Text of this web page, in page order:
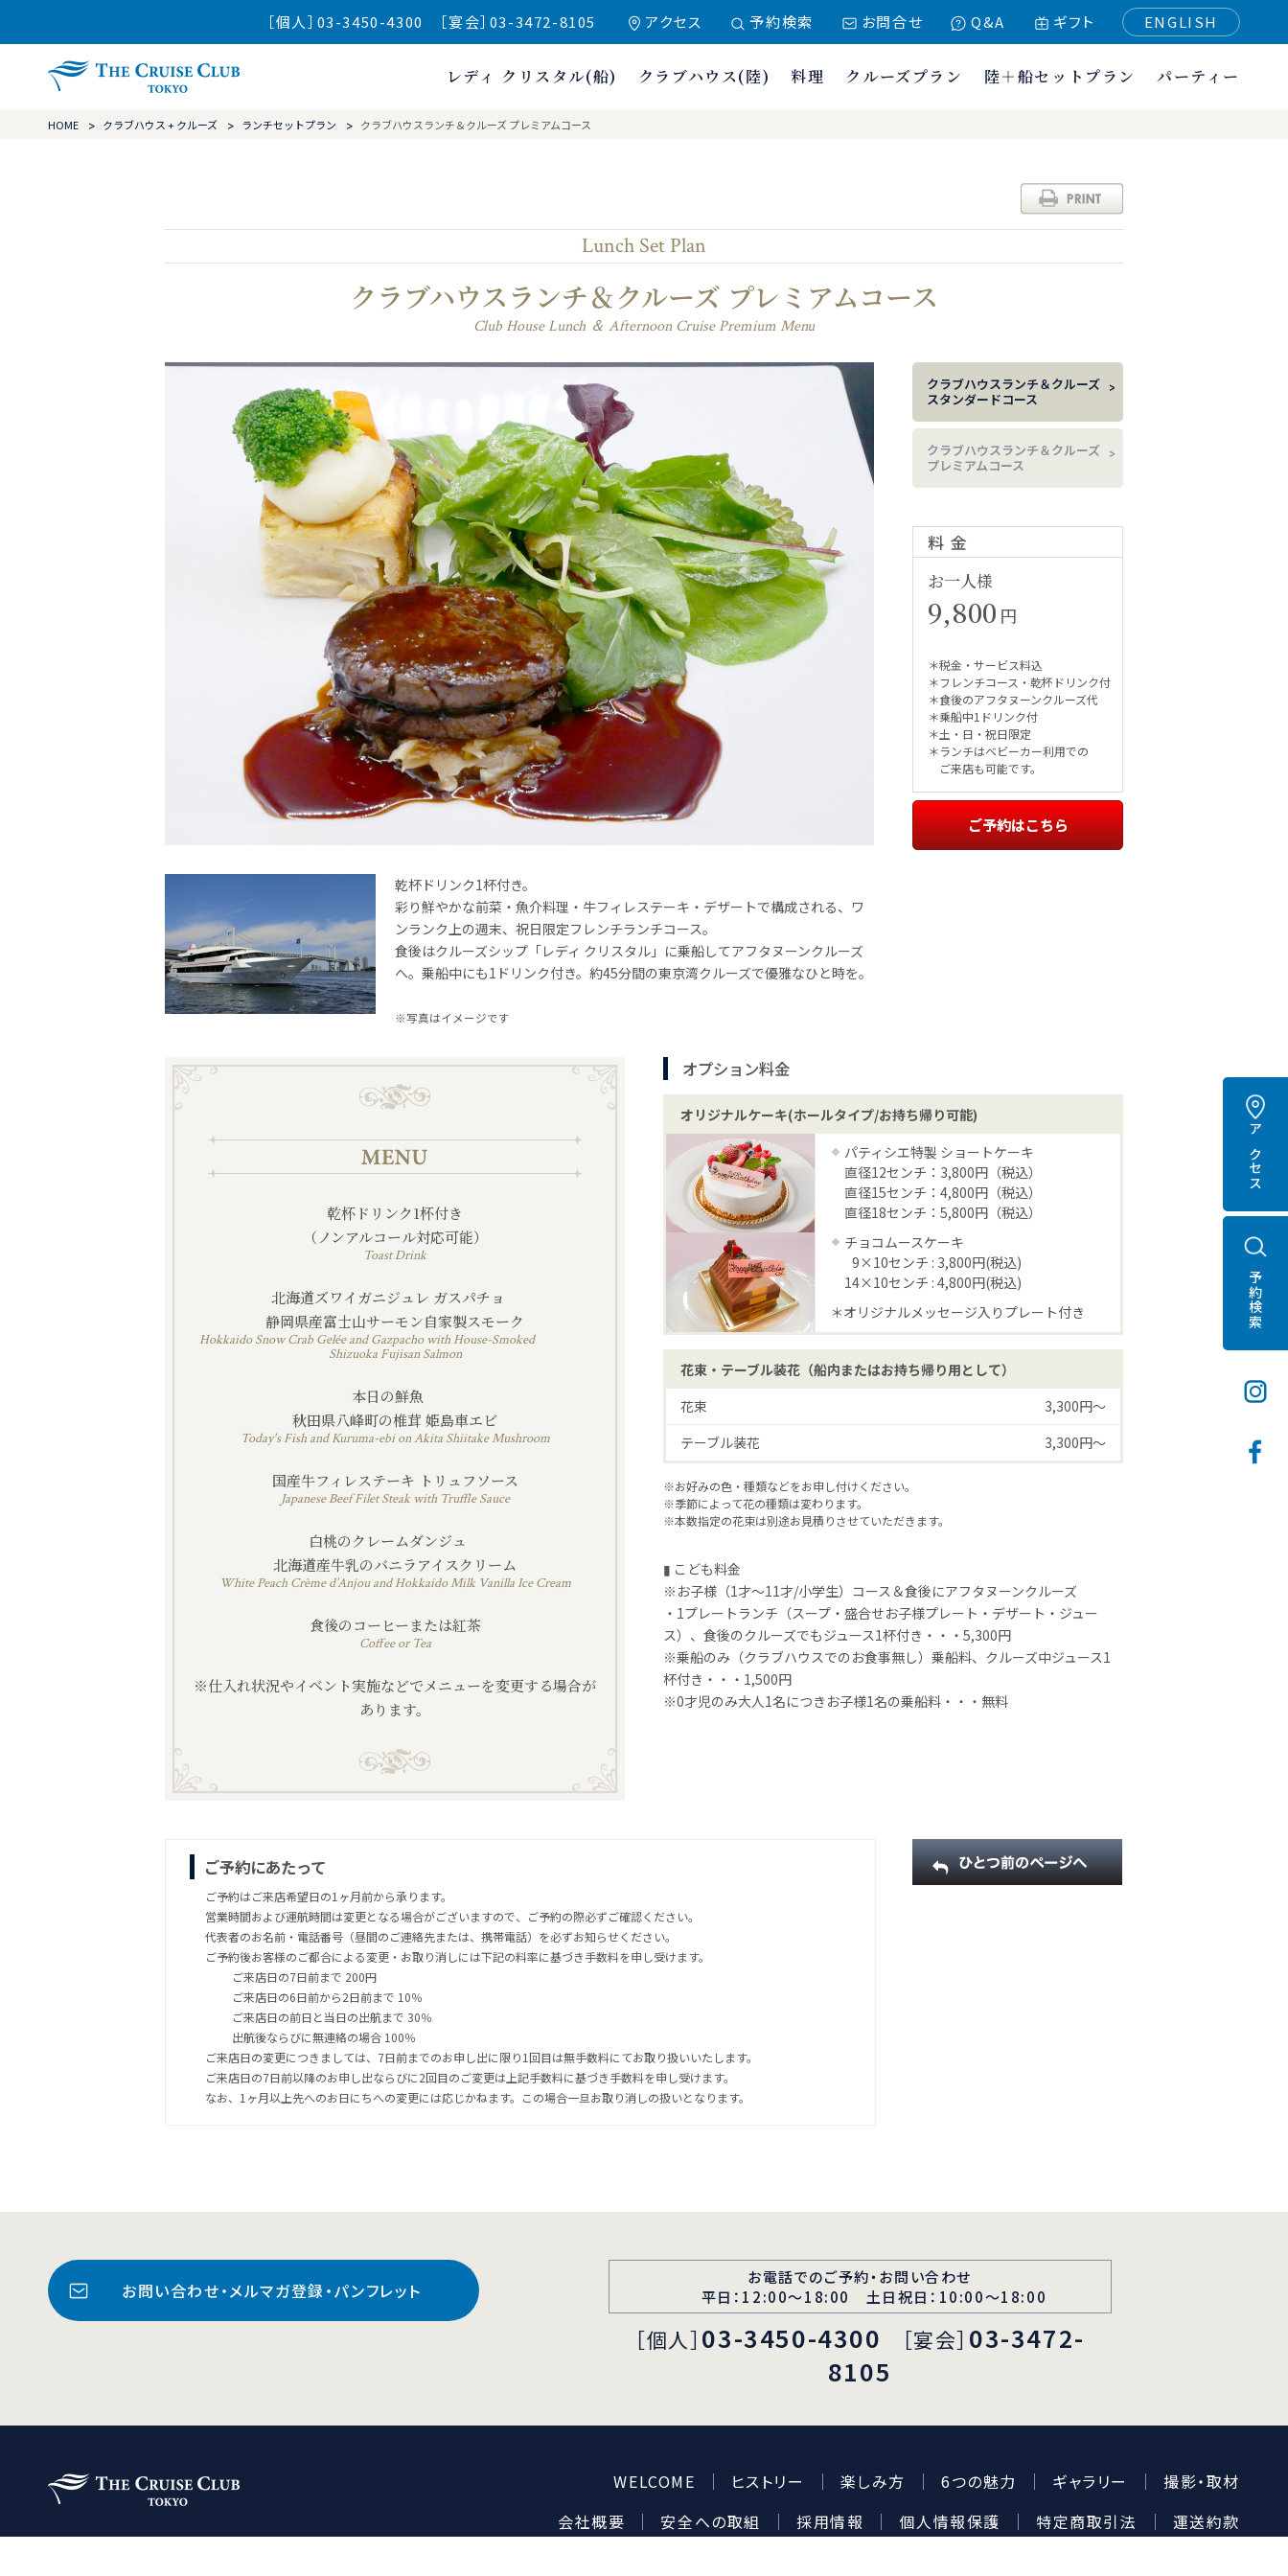
［個人］03-3450-4300 ［宴会］03-3472-8105 アクセス 予約検索 お問合せ Q&A ギフト ENGLISH
ザ・クルーズクラブ東京
レディ クリスタル(船) クラブハウス(陸) 料理 クルーズプラン 陸＋船セットプラン パーティー
HOME クラブハウス + クルーズ ランチセットプラン クラブハウスランチ＆クルーズ プレミアムコース
Lunch Set Plan
クラブハウスランチ＆クルーズ プレミアムコース
Club House Lunch ＆ Afternoon Cruise Premium Menu
乾杯ドリンク1杯付き。
彩り鮮やかな前菜・魚介料理・牛フィレステーキ・デザートで構成される、ワ
ンランク上の週末、祝日限定フレンチランチコース。
食後はクルーズシップ「レディ クリスタル」に乗船してアフタヌーンクルーズ
へ。乗船中にも1ドリンク付き。約45分間の東京湾クルーズで優雅なひと時を。
※写真はイメージです
クラブハウスランチ＆クルーズ
スタンダードコース
クラブハウスランチ＆クルーズ
プレミアムコース
料金
お一人様
9,800 円
＊税金・サービス料込
＊フレンチコース・乾杯ドリンク付
＊食後のアフタヌーンクルーズ代
＊乗船中1ドリンク付
＊土・日・祝日限定
＊ランチはベビーカー利用での
ご来店も可能です。
ご予約はこちら
乾杯ドリンク1杯付き
（ノンアルコール対応可能）
Toast Drink
北海道ズワイガニジュレ ガスパチョ
静岡県産富士山サーモン自家製スモーク
Hokkaido Snow Crab Gelée and Gazpacho with House-Smoked
Shizuoka Fujisan Salmon
本日の鮮魚
秋田県八峰町の椎茸 姫島車エビ
Today's Fish and Kuruma-ebi on Akita Shiitake Mushroom
国産牛フィレステーキ トリュフソース
Japanese Beef Filet Steak with Truffle Sauce
白桃のクレームダンジュ
北海道産牛乳のバニラアイスクリーム
White Peach Crème d’Anjou and Hokkaido Milk Vanilla Ice Cream
食後のコーヒーまたは紅茶
Coffee or Tea
※仕入れ状況やイベント実施などでメニューを変更する場合が
あります。
オプション料金
オリジナルケーキ(ホールタイプ/お持ち帰り可能)
パティシエ特製 ショートケーキ
直径12センチ：3,800円（税込）
直径15センチ：4,800円（税込）
直径18センチ：5,800円（税込）
チョコムースケーキ
9×10センチ : 3,800円(税込)
14×10センチ : 4,800円(税込)
＊オリジナルメッセージ入りプレート付き
花束・テーブル装花（船内またはお持ち帰り用として）
花束
3,300円〜
テーブル装花
3,300円〜
※お好みの色・種類などをお申し付けください。
※季節によって花の種類は変わります。
※本数指定の花束は別途お見積りさせていただきます。
▮ こども料金
※お子様（1才～11才/小学生）コース＆食後にアフタヌーンクルーズ
・1プレートランチ（スープ・盛合せお子様プレート・デザート・ジュー
ス）、食後のクルーズでもジュース1杯付き・・・5,300円
※乗船のみ（クラブハウスでのお食事無し）乗船料、クルーズ中ジュース1
杯付き・・・1,500円
※0才児のみ大人1名につきお子様1名の乗船料・・・無料
ご予約にあたって
ご予約はご来店希望日の1ヶ月前から承ります。
営業時間および運航時間は変更となる場合がございますので、ご予約の際必ずご確認ください。
代表者のお名前・電話番号（昼間のご連絡先または、携帯電話）を必ずお知らせください。
ご予約後お客様のご都合による変更・お取り消しには下記の料率に基づき手数料を申し受けます。
ご来店日の7日前まで 200円
ご来店日の6日前から2日前まで 10％
ご来店日の前日と当日の出航まで 30％
出航後ならびに無連絡の場合 100％
ご来店日の変更につきましては、7日前までのお申し出に限り1回目は無手数料にてお取り扱いいたします。
ご来店日の7日前以降のお申し出ならびに2回目のご変更は上記手数料に基づき手数料を申し受けます。
なお、1ヶ月以上先へのお日にちへの変更には応じかねます。この場合一旦お取り消しの扱いとなります。
お問い合わせ・メルマガ登録・パンフレット
お電話でのご予約・お問い合わせ
平日：12:00〜18:00 土日祝日：10:00～18:00
［個人］ 03-3450-4300 ［宴会］ 03-3472-
8105
WELCOME ヒストリー 楽しみ方 6つの魅力 ギャラリー
撮影・取材
会社概要
安全への取組 採用情報 個人情報保護 特定商取引法 運送約款
アクセス
予約検索